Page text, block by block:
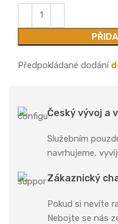
Předpokládané dodání
Český vývoj a
Služebním
navrhujeme,
Zákaznický
Pokud si nevíte
Nebojte se nás